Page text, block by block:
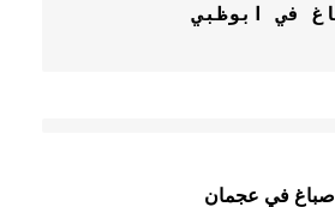
صباغ في ابوظبي
صباغ في عجمان